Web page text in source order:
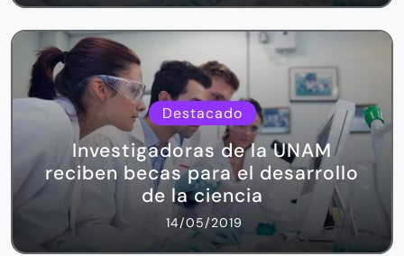
Destacado
Investigadoras de la UNAM
reciben becas para el desarrollo
de la ciencia
14/05/2019